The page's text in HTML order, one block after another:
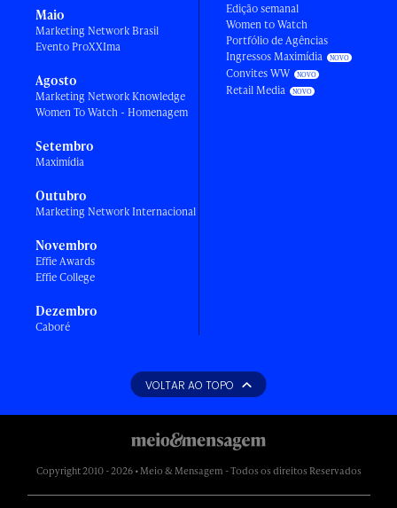
Maio
Marketing Network Brasil
Evento ProXXIma
Agosto
Marketing Network Knowledge
Women To Watch - Homenagem
Setembro
Maximídia
Outubro
Marketing Network Internacional
Novembro
Effie Awards
Effie College
Dezembro
Caboré
Edição semanal
Women to Watch
Portfólio de Agências
Ingressos Maximídia
Convites WW
Retail Media
VOLTAR AO TOPO
Copyright 2010 - 2026 • Meio & Mensagem - Todos os direitos Reservados